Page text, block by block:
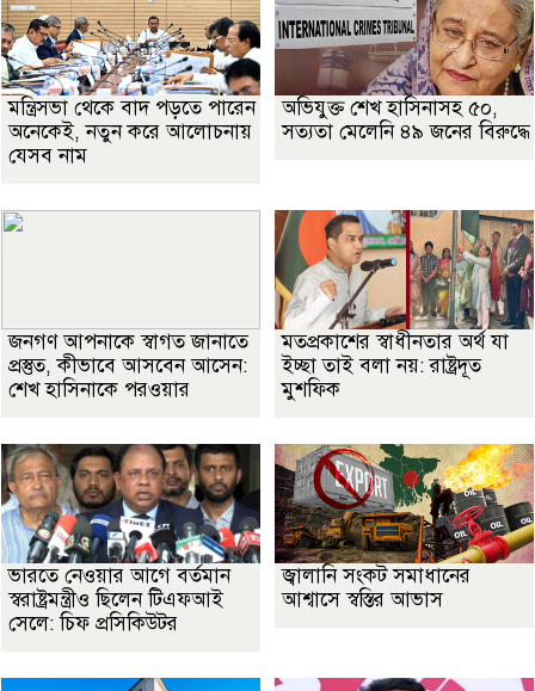
মন্ত্রিসভা থেকে বাদ পড়তে পারেন
অনেকেই, নতুন করে আলোচনায়
যেসব নাম
অভিযুক্ত শেখ হাসিনাসহ ৫০,
সত্যতা মেলেনি ৪৯ জনের বিরুদ্ধে
জনগণ আপনাকে স্বাগত জানাতে
প্রস্তুত, কীভাবে আসবেন আসেন:
শেখ হাসিনাকে পরওয়ার
মতপ্রকাশের স্বাধীনতার অর্থ যা
ইচ্ছা তাই বলা নয়: রাষ্ট্রদূত
মুশফিক
ভারতে নেওয়ার আগে বর্তমান
স্বরাষ্ট্রমন্ত্রীও ছিলেন টিএফআই
সেলে: চিফ প্রসিকিউটর
জ্বালানি সংকট সমাধানের
আশ্বাসে স্বস্তির আভাস